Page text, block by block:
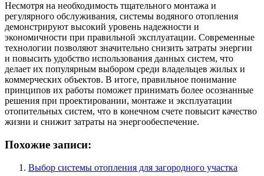
Несмотря на необходимость тщательного монтажа и
регулярного обслуживания, системы водяного отопления
демонстрируют высокий уровень надежности и
экономичности при правильной эксплуатации. Современные
технологии позволяют значительно снизить затраты энергии
и повысить удобство использования данных систем, что
делает их популярным выбором среди владельцев жилых и
коммерческих объектов. В итоге, правильное понимание
принципов их работы поможет принимать более осознанные
решения при проектировании, монтаже и эксплуатации
отопительных систем, что в конечном счете повысит качество
жизни и снижит затраты на энергообеспечение.
Похожие записи:
Выбор системы отопления для загородного участка